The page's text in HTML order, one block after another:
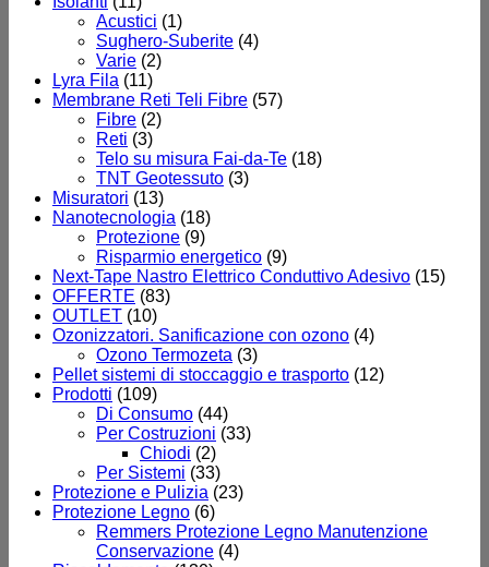
Acustici (1)
Sughero-Suberite (4)
Varie (2)
Lyra Fila (11)
Membrane Reti Teli Fibre (57)
Fibre (2)
Reti (3)
Telo su misura Fai-da-Te (18)
TNT Geotessuto (3)
Misuratori (13)
Nanotecnologia (18)
Protezione (9)
Risparmio energetico (9)
Next-Tape Nastro Elettrico Conduttivo Adesivo (15)
OFFERTE (83)
OUTLET (10)
Ozonizzatori. Sanificazione con ozono (4)
Ozono Termozeta (3)
Pellet sistemi di stoccaggio e trasporto (12)
Prodotti (109)
Di Consumo (44)
Per Costruzioni (33)
Chiodi (2)
Per Sistemi (33)
Protezione e Pulizia (23)
Protezione Legno (6)
Remmers Protezione Legno Manutenzione
Conservazione (4)